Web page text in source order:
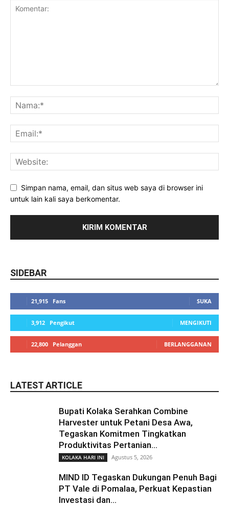
Simpan nama, email, dan situs web saya di browser ini
untuk lain kali saya berkomentar.
SIDEBAR
21,915 Fans SUKA
3,912 Pengikut MENGIKUTI
22,800 Pelanggan BERLANGGANAN
LATEST ARTICLE
Bupati Kolaka Serahkan Combine
Harvester untuk Petani Desa Awa,
Tegaskan Komitmen Tingkatkan
Produktivitas Pertanian...
KOLAKA HARI INI Agustus 5, 2026
MIND ID Tegaskan Dukungan Penuh Bagi
PT Vale di Pomalaa, Perkuat Kepastian
Investasi dan...